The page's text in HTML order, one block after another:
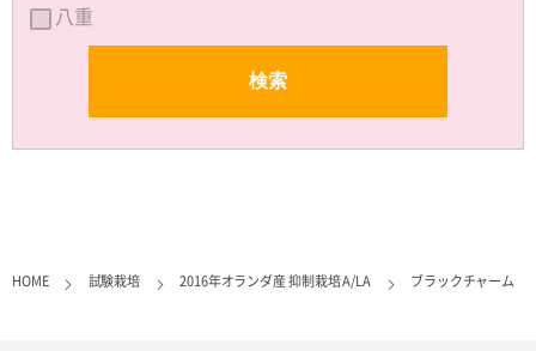
八重
HOME 試験栽培 2016年オランダ産 抑制栽培 A/LA ブラックチャーム